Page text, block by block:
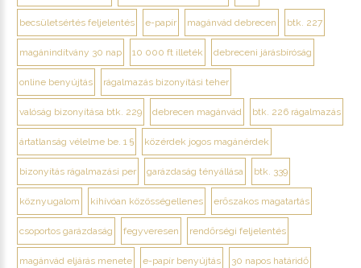
becsületsértés feljelentés e-papír magánvád debrecen btk. 227
magánindítvány 30 nap 10 000 ft illeték debreceni járásbíróság
online benyújtás rágalmazás bizonyítási teher
valóság bizonyítása btk. 229 debrecen magánvád btk. 226 rágalmazás
ártatlanság vélelme be. 1 § közérdek jogos magánérdek
bizonyítás rágalmazási per garázdaság tényállása btk. 339
köznyugalom kihívóan közösségellenes erőszakos magatartás
csoportos garázdaság fegyveresen rendőrségi feljelentés
magánvád eljárás menete e-papír benyújtás 30 napos határidő